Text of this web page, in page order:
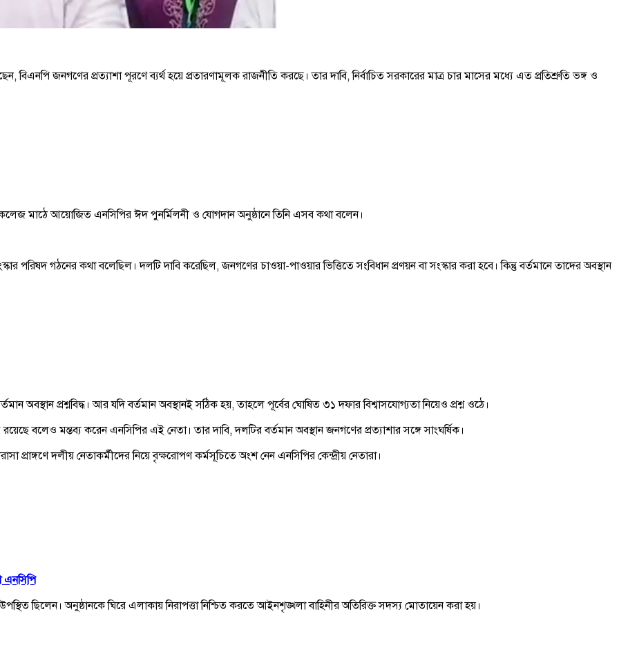
জনগণের প্রত্যাশা পূরণে ব্যর্থ হয়ে প্রতারণামূলক রাজনীতি করছে। তার দাবি, নির্বাচিত সরকারের মাত্র চার মাসের মধ্যে এত প্রতিশ্রুতি ভঙ্গ ও
মাঠে আয়োজিত এনসিপির ঈদ পুনর্মিলনী ও যোগদান অনুষ্ঠানে তিনি এসব কথা বলেন।
গঠনের কথা বলেছিল। দলটি দাবি করেছিল, জনগণের চাওয়া-পাওয়ার ভিত্তিতে সংবিধান প্রণয়ন বা সংস্কার করা হবে। কিন্তু বর্তমানে তাদের অবস্থান
অবস্থান প্রশ্নবিদ্ধ। আর যদি বর্তমান অবস্থানই সঠিক হয়, তাহলে পূর্বের ঘোষিত ৩১ দফার বিশ্বাসযোগ্যতা নিয়েও প্রশ্ন ওঠে।
বলেও মন্তব্য করেন এনসিপির এই নেতা। তার দাবি, দলটির বর্তমান অবস্থান জনগণের প্রত্যাশার সঙ্গে সাংঘর্ষিক।
দলীয় নেতাকর্মীদের নিয়ে বৃক্ষরোপণ কর্মসূচিতে অংশ নেন এনসিপির কেন্দ্রীয় নেতারা।
এনসিপি
উপস্থিত ছিলেন। অনুষ্ঠানকে ঘিরে এলাকায় নিরাপত্তা নিশ্চিত করতে আইনশৃঙ্খলা বাহিনীর অতিরিক্ত সদস্য মোতায়েন করা হয়।